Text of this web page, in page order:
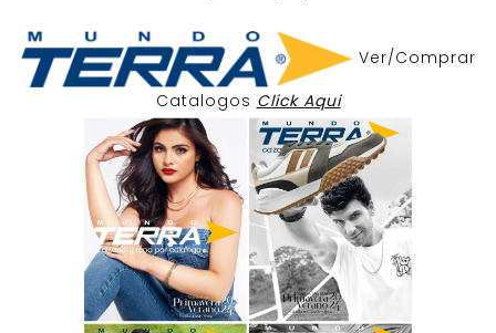
Ver/Comprar
Catalogos Click Aqui